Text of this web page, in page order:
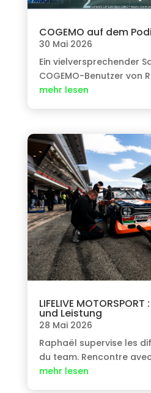
COGEMO auf dem
30 Mai 2026
Ein vielversprechender
COGEMO-Benutzer von
mehr lesen
LIFELIVE
und Leistung
28 Mai 2026
Raphaël supervise les
du team. Rencontre
mehr lesen